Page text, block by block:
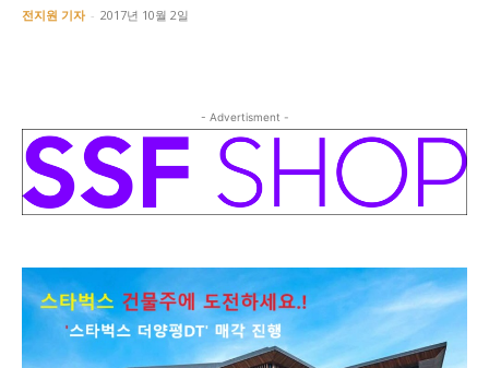
전지원 기자 - 2017년 10월 2일
- Advertisment -